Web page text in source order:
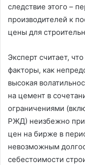
следствие этого –
производителей к
цены для
Эксперт считает,
факторы, как
высокая
на цемент в
ограничениями
РЖД) неизбежно
цен на бирже в
невозможным
себестоимости